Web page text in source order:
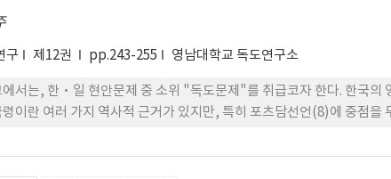
구 제12권 pp.243-255 영남대학교 독도연구소
에서는, 한·일 현안문제 중 소위 "독도문제"를 취급코자 한다. 한국의
령이란 여러 가지 역사적 근거가 있지만, 특히 포츠담선언(8)에 중점을